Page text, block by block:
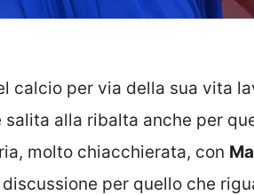
calcio per via della sua vita
salita alla ribalta anche per
molto chiacchierata, con
per quello che